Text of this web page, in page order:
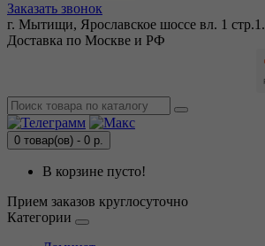
Заказать звонок
г. Мытищи, Ярославское шоссе вл. 1 стр.1.
Доставка по Москве и РФ
0 товар(ов) - 0 р.
В корзине пусто!
Прием заказов круглосуточно
Категории